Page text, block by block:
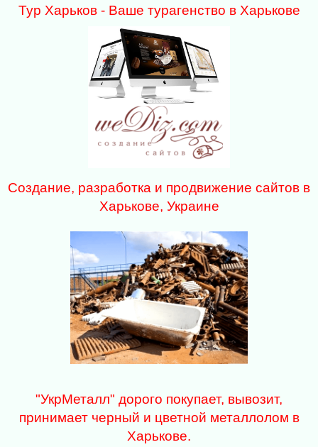
Тур Харьков - Ваше турагенство в Харькове
Создание, разработка и продвижение сайтов в
Харькове, Украине
"УкрМеталл" дорого покупает, вывозит,
принимает черный и цветной металлолом в
Харькове.